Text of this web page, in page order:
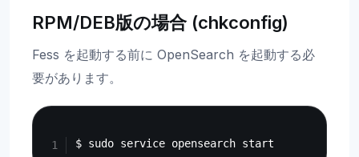
RPM/DEB版の場合 (chkconfig)
Fess を起動する前に OpenSearch を起動する必
要があります。